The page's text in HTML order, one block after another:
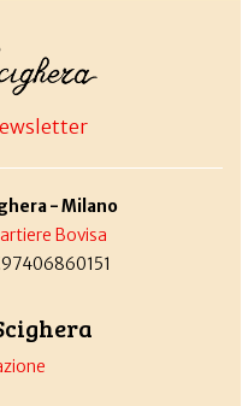
- Milano
Bovisa